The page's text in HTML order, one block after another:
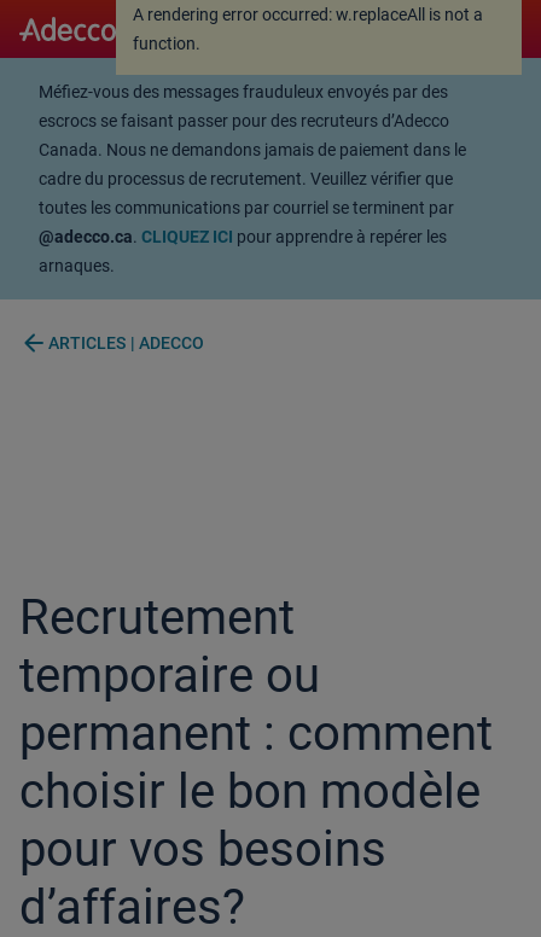
A rendering error occurred:
function.
A rendering error occurred:w.replaceAll is not a
function.
Méfiez-vous des messages frauduleux envoyés par des
escrocs se faisant passer pour des recruteurs d’Adecco
Canada. Nous ne demandons jamais de paiement dans le
cadre du processus de recrutement. Veuillez vérifier que
toutes les communications par courriel se terminent par
@adecco.ca. CLIQUEZ ICI pour apprendre à repérer les
arnaques.
arrow_back ARTICLES | ADECCO
Recrutement
temporaire ou
permanent : comment
choisir le bon modèle
pour vos besoins
d’affaires?